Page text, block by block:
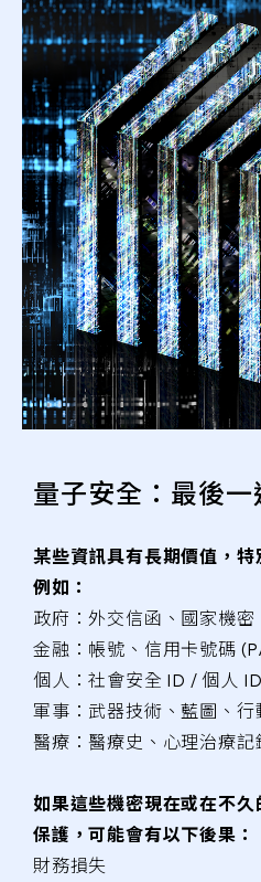
量子安全：最後一
某些資訊具有長期價值，特
例如：
政府：外交信函、國家機密
金融：帳號、信用卡號碼
個人：社會安全 ID / 個人
軍事：武器技術、藍圖、行
醫療：醫療史、心理治療記
如果這些機密現在或在不
保護，可能會有以下後果：
財務損失